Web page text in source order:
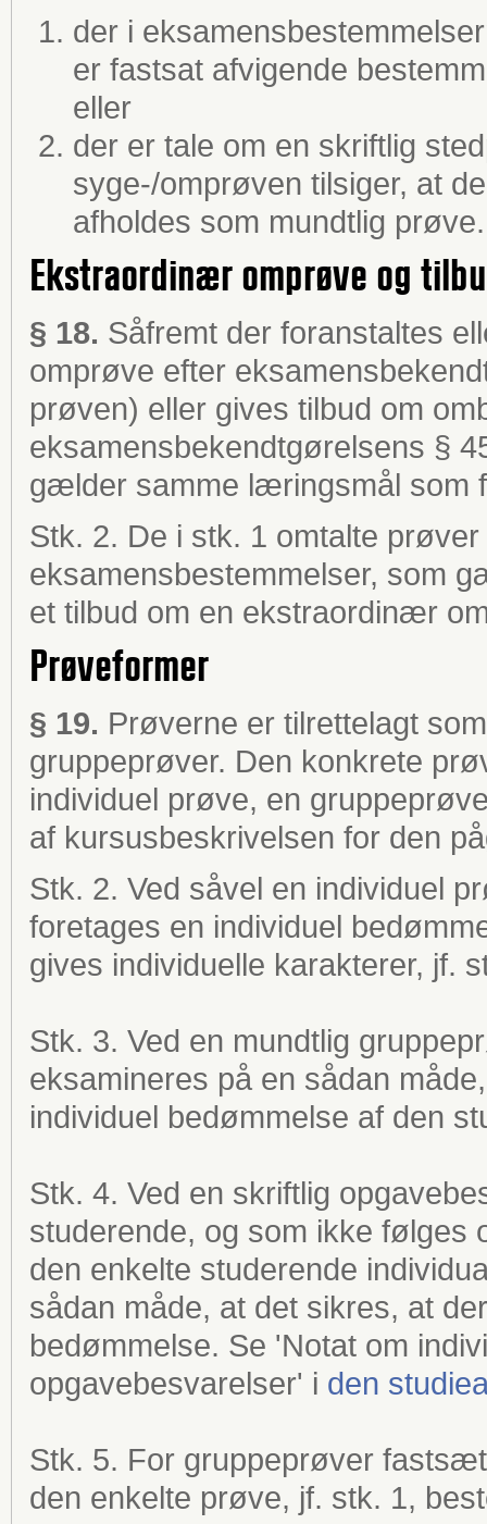
der i
er fastsat afvigende
eller
der er tale om en skriftlig
syge-/omprøven tilsiger, at
afholdes som mundtlig prøve.
Ekstraordinær omprøve og
§ 18. Såfremt der foranstaltes
omprøve efter
prøven) eller gives tilbud om
eksamensbekendtgørelsens §
gælder samme læringsmål som
Stk. 2. De i stk. 1 omtalte
eksamensbestemmelser, som
et tilbud om en ekstraordinær
Prøveformer
§ 19. Prøverne er tilrettelagt
gruppeprøver. Den konkrete
individuel prøve, en
af kursusbeskrivelsen for den
Stk. 2. Ved såvel en individuel
foretages en individuel
gives individuelle karakterer, jf.
Stk. 3. Ved en mundtlig
eksamineres på en sådan
individuel bedømmelse af den
Stk. 4. Ved en skriftlig
studerende, og som ikke følges
den enkelte studerende
sådan måde, at det sikres, at
bedømmelse. Se 'Notat om
opgavebesvarelser' i den
Stk. 5. For gruppeprøver
den enkelte prøve, jf. stk. 1,